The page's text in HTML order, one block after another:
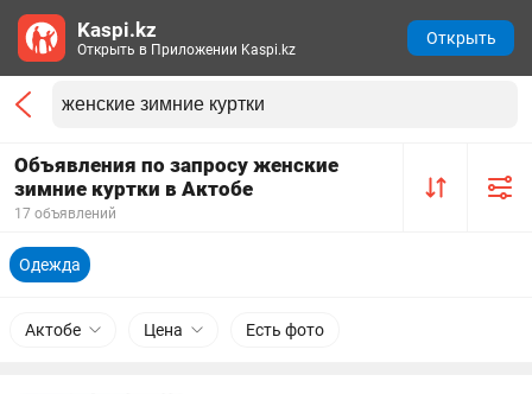
Объявления по запросу женские
зимние куртки в Актобе
17 объявлений
Одежда
Актобе Цена Есть фото
Kaspi.kz
Открыть в Приложении Kaspi.kz
Открыть